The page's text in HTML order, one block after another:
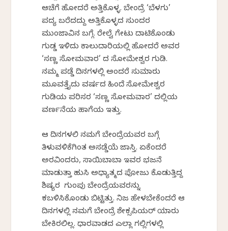
ಆಚೆಗೆ ಹೋದರೆ ಅತ್ತಿಕೊಳ್ಳ. ಬೇಂದ್ರೆ ‘ಬೆಳಗು’
ಪದ್ಯ ಬರೆದದ್ದು ಅತ್ತಿಕೊಳ್ಳದ ಸುಂದರ
ಮುಂಜಾವಿನ ಬಗ್ಗೆ. ರೇಲ್ವೆ ಗೇಟು ದಾಟಿಕೊಂಡು
ಗುಡ್ಡ ಇಳಿದು ಕಾಲುದಾರಿಯಲ್ಲಿ ಹೋದರೆ ಅವರ
‘ಸಣ್ಣ ಸೋಮವಾರ’ ದ ಸೋಮೇಶ್ವರ ಗುಡಿ.
ನಮ್ಮ ಪಡ್ಡೆ ದಿನಗಳಲ್ಲಿ ಅಂದರೆ ಸುಮಾರು
ಮೂವತ್ತೈದು ವರ್ಷದ ಹಿಂದೆ ಸೋಮೇಶ್ವರ
ಗುಡಿಯ ಪರಿಸರ ‘ಸಣ್ಣ ಸೋಮವಾರ’ ದಲ್ಲಿಯ
ವರ್ಣನೆಯ ಹಾಗೆಯ ಇತ್ತು.
ಆ ದಿನಗಳಲಿ ನಮಗೆ ಬೇಂದ್ರೆಯವರ ಬಗ್ಗೆ
ತಿಳುವಳಿಕೆಗಿಂತ ಅಸಡ್ಡೆಯೆ ಜಾಸ್ತಿ. ಏಕೆಂದರೆ
ಅರವಿಂದರು, ಸಾಯಿಬಾಬಾ ಇವರ ಭಜನೆ
ಮಾಡುತ್ತಾ ಹುಸಿ ಅಧ್ಯಾತ್ಮದ ಪೋಜು ಕೊಡುತ್ತಿದ್ದ
ಶಿಷ್ಯರ ಗುಂಪು ಬೇಂದ್ರೆಯವರನ್ನು
ಕಬಳಿಸಿಕೊಂಡು ಬಿಟ್ಟಿತ್ತು. ನಿಜ ಹೇಳಬೇಕೆಂದರೆ ಆ
ದಿನಗಳಲ್ಲಿ ನಮಗೆ ಬೇಂದ್ರೆ ಶೇಕ್ಸಪಿಯರ್ ಯಾರು
ಬೇಕಿರಲಿಲ್ಲ. ಧಾರವಾಡದ ಎಲ್ಲಾ ಗಲ್ಲಿಗಳಲ್ಲಿ